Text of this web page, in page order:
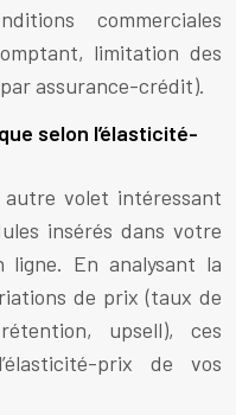
commerciales
limitation des
assurance-crédit).
selon l’élasticité-
volet intéressant
insérés dans votre
ligne. En analysant la
de prix (taux de
upsell), ces
prix de vos